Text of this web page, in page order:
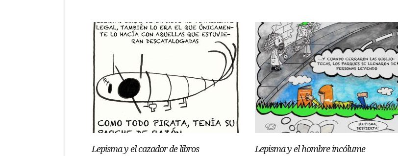
Lepisma y el cazador de libros Lepisma y el hombre incólume